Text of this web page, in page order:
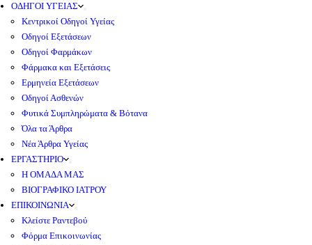
ΟΔΗΓΟΙ ΥΓΕΙΑΣ
Κεντρικοί Οδηγοί Υγείας
Οδηγοί Εξετάσεων
Οδηγοί Φαρμάκων
Φάρμακα και Εξετάσεις
Ερμηνεία Εξετάσεων
Οδηγοί Ασθενών
Φυτικά Συμπληρώματα & Βότανα
Όλα τα Άρθρα
Νέα Άρθρα Υγείας
ΕΡΓΑΣΤΗΡΙΟ
Η ΟΜΑΔΑ ΜΑΣ
ΒΙΟΓΡΑΦΙΚΟ ΙΑΤΡΟΥ
ΕΠΙΚΟΙΝΩΝΙΑ
Κλείστε Ραντεβού
Φόρμα Επικοινωνίας